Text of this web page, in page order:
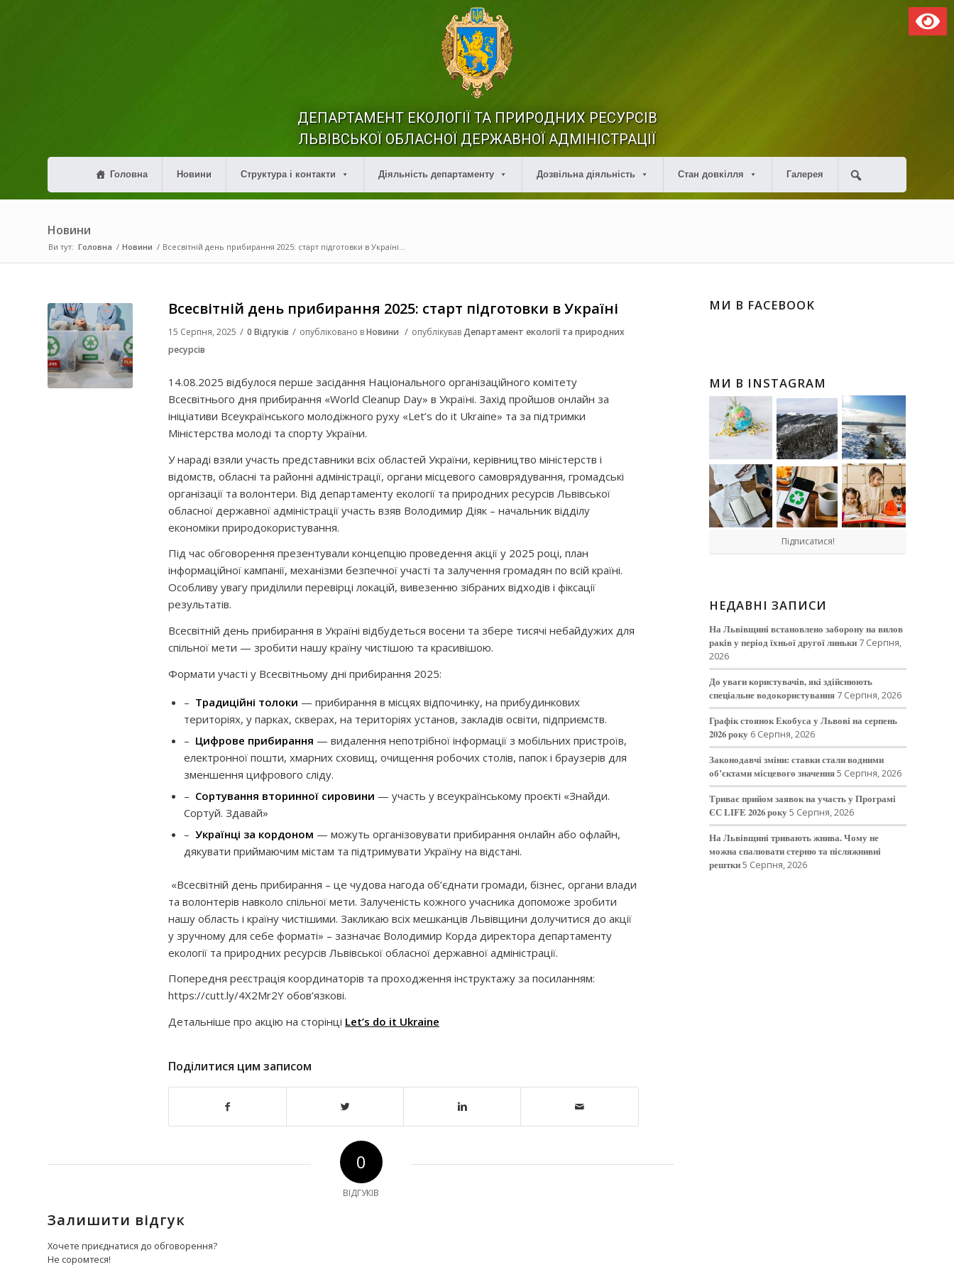
ДЕПАРТАМЕНТ ЕКОЛОГІЇ ТА ПРИРОДНИХ РЕСУРСІВ
ЛЬВІВСЬКОЇ ОБЛАСНОЇ ДЕРЖАВНОЇ АДМІНІСТРАЦІЇ
Головна Новини Структура і контакти Діяльність департаменту Дозвільна діяльність Стан довкілля Галерея
Новини
Ви тут: Головна / Новини / Всесвітній день прибирання 2025: старт підготовки в Україні...
Всесвітній день прибирання 2025: старт підготовки в Україні
15 Серпня, 2025 / 0 Відгуків / опубліковано вНовини / опублікувавДепартамент екології та природних
ресурсів
14.08.2025 відбулося перше засідання Національного організаційного комітету
Всесвітнього дня прибирання «World Cleanup Day» в Україні. Захід пройшов онлайн за
ініціативи Всеукраїнського молодіжного руху «Let’s do it Ukraine» та за підтримки
Міністерства молоді та спорту України.
У нараді взяли участь представники всіх областей України, керівництво міністерств і
відомств, обласні та районні адміністрації, органи місцевого самоврядування, громадські
організації та волонтери. Від департаменту екології та природних ресурсів Львівської
обласної державної адміністрації участь взяв Володимир Діяк – начальник відділу
економіки природокористування.
Під час обговорення презентували концепцію проведення акції у 2025 році, план
інформаційної кампанії, механізми безпечної участі та залучення громадян по всій країні.
Особливу увагу приділили перевірці локацій, вивезенню зібраних відходів і фіксації
результатів.
Всесвітній день прибирання в Україні відбудеться восени та збере тисячі небайдужих для
спільної мети — зробити нашу країну чистішою та красивішою.
Формати участі у Всесвітньому дні прибирання 2025:
– Традиційні толоки — прибирання в місцях відпочинку, на прибудинкових
територіях, у парках, скверах, на територіях установ, закладів освіти, підприємств.
– Цифрове прибирання — видалення непотрібної інформації з мобільних пристроїв,
електронної пошти, хмарних сховищ, очищення робочих столів, папок і браузерів для
зменшення цифрового сліду.
– Сортування вторинної сировини — участь у всеукраїнському проєкті «Знайди.
Сортуй. Здавай»
– Українці за кордоном — можуть організовувати прибирання онлайн або офлайн,
дякувати приймаючим містам та підтримувати Україну на відстані.
«Всесвітній день прибирання – це чудова нагода об’єднати громади, бізнес, органи влади
та волонтерів навколо спільної мети. Залученість кожного учасника допоможе зробити
нашу область і країну чистішими. Закликаю всіх мешканців Львівщини долучитися до акції
у зручному для себе форматі» – зазначає Володимир Корда директора департаменту
екології та природних ресурсів Львівської обласної державної адміністрації.
Попередня реєстрація координаторів та проходження інструктажу за посиланням:
https://cutt.ly/4X2Mr2Y обов’язкові.
Детальніше про акцію на сторінці Let’s do it Ukraine
Поділитися цим записом
0
ВІДГУКІВ
Залишити відгук
Хочете приєднатися до обговорення?
Не соромтеся!
МИ В FACEBOOK
МИ В INSTAGRAM
Підписатися!
НЕДАВНІ ЗАПИСИ
На Львівщині встановлено заборону на вилов
раків у період їхньої другої линьки 7 Серпня,
2026
До уваги користувачів, які здійснюють
спеціальне водокористування 7 Серпня, 2026
Графік стоянок Екобуса у Львові на серпень
2026 року 6 Серпня, 2026
Законодавчі зміни: ставки стали водними
об’єктами місцевого значення5 Серпня, 2026
Триває прийом заявок на участь у Програмі
ЄС LIFE 2026 року5 Серпня, 2026
На Львівщині тривають жнива. Чому не
можна спалювати стерню та післяжнивні
рештки5 Серпня, 2026